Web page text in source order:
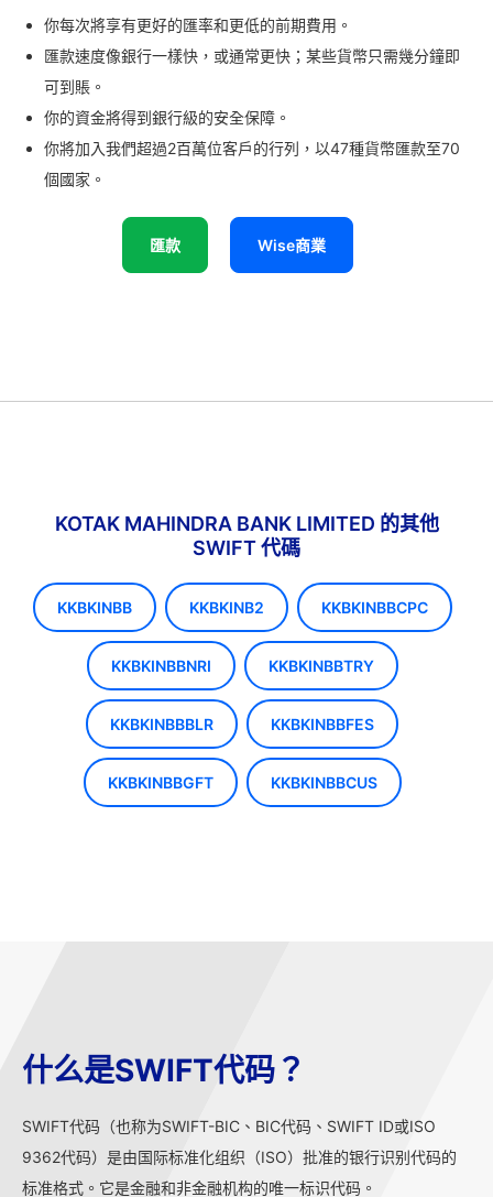
你每次將享有更好的匯率和更低的前期費用。
匯款速度像銀行一樣快，或通常更快；某些貨幣只需幾分鐘即
可到賬。
你的資金將得到銀行級的安全保障。
你將加入我們超過2百萬位客戶的行列，以47種貨幣匯款至70
個國家。
匯款 Wise商業
KOTAK MAHINDRA BANK LIMITED 的其他
SWIFT 代碼
KKBKINBB KKBKINB2 KKBKINBBCPC
KKBKINBBNRI KKBKINBBTRY
KKBKINBBBLR KKBKINBBFES
KKBKINBBGFT KKBKINBBCUS
什么是SWIFT代码？
SWIFT代码（也称为SWIFT-BIC、BIC代码、SWIFT ID或ISO
9362代码）是由国际标准化组织（ISO）批准的银行识别代码的
标准格式。它是金融和非金融机构的唯一标识代码。